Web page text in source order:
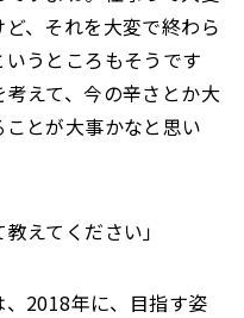
、それを大変で終わら
うところもそうです
えて、今の辛さとか大
とが大事かなと思い
えてください」
、2018年に、目指す姿